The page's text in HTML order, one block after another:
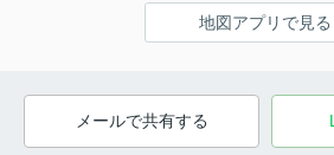
地図アプリで見る
メールで共有する